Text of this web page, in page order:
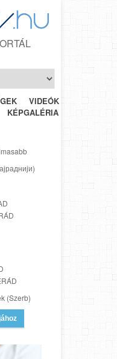
VIDEÓK
HÉTRŐL-
KÉPGALÉRIA
(Szerb)